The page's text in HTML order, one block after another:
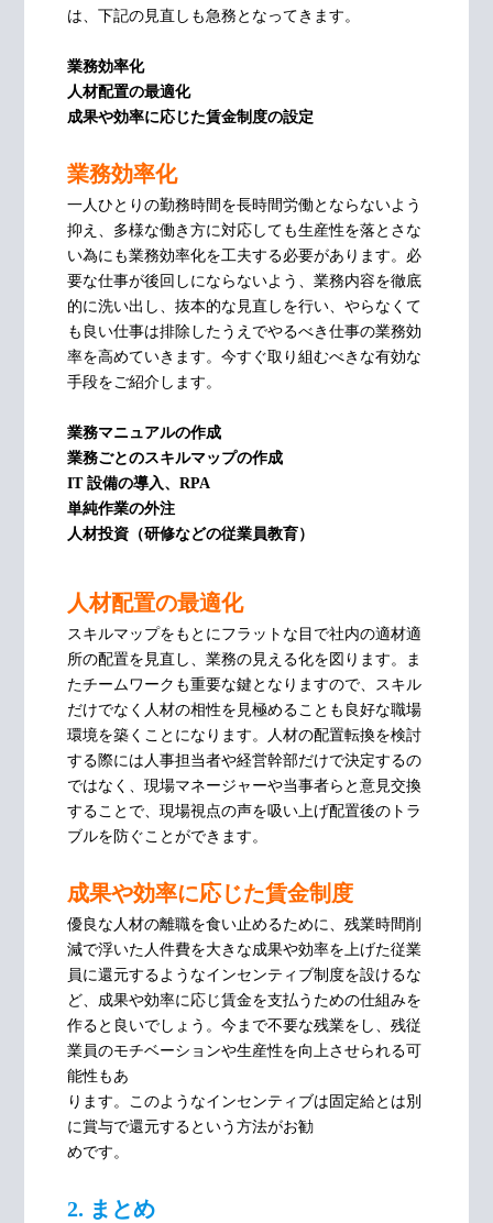
は、下記の見直しも急務となってきます。
業務効率化
人材配置の最適化
成果や効率に応じた賃金制度の設定
業務効率化
一人ひとりの勤務時間を長時間労働とならないよう
抑え、多様な働き方に対応しても生産性を落とさな
い為にも業務効率化を工夫する必要があります。必
要な仕事が後回しにならないよう、業務内容を徹底
的に洗い出し、抜本的な見直しを行い、やらなくて
も良い仕事は排除したうえでやるべき仕事の業務効
率を高めていきます。今すぐ取り組むべきな有効な
手段をご紹介します。
業務マニュアルの作成
業務ごとのスキルマップの作成
IT 設備の導入、RPA
単純作業の外注
人材投資（研修などの従業員教育）
人材配置の最適化
スキルマップをもとにフラットな目で社内の適材適
所の配置を見直し、業務の見える化を図ります。ま
たチームワークも重要な鍵となりますので、スキル
だけでなく人材の相性を見極めることも良好な職場
環境を築くことになります。人材の配置転換を検討
する際には人事担当者や経営幹部だけで決定するの
ではなく、現場マネージャーや当事者らと意見交換
することで、現場視点の声を吸い上げ配置後のトラ
ブルを防ぐことができます。
成果や効率に応じた賃金制度
優良な人材の離職を食い止めるために、残業時間削
減で浮いた人件費を大きな成果や効率を上げた従業
員に還元するようなインセンティブ制度を設けるな
ど、成果や効率に応じ賃金を支払うための仕組みを
作ると良いでしょう。今まで不要な残業をし、残従
業員のモチベーションや生産性を向上させられる可
能性もあ
ります。このようなインセンティブは固定給とは別
に賞与で還元するという方法がお勧
めです。
2. まとめ